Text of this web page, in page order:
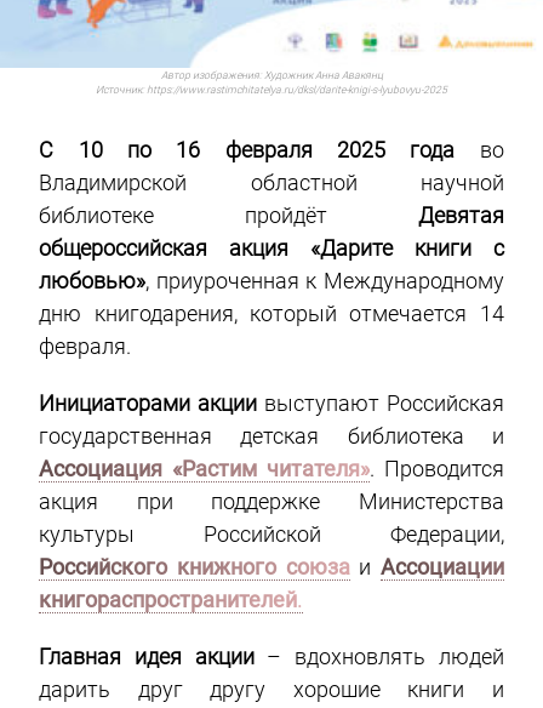
Автор изображения: Художник Анна Авакянц
Источник: https://www.rastimchitatelya.ru/dksl/darite-knigi-s-lyubovyu-2025
С 10 по 16 февраля 2025 года во
Владимирской областной научной
библиотеке пройдёт Девятая
общероссийская акция «Дарите книги с
любовью», приуроченная к Международному
дню книгодарения, который отмечается 14
февраля.
Инициаторами акции выступают Российская
государственная детская библиотека и
Ассоциация «Растим читателя». Проводится
акция при поддержке Министерства
культуры Российской Федерации,
Российского книжного союзаи Ассоциации
книгораспространителей.
Главная идея акции– вдохновлять людей
дарить друг другу хорошие книги и